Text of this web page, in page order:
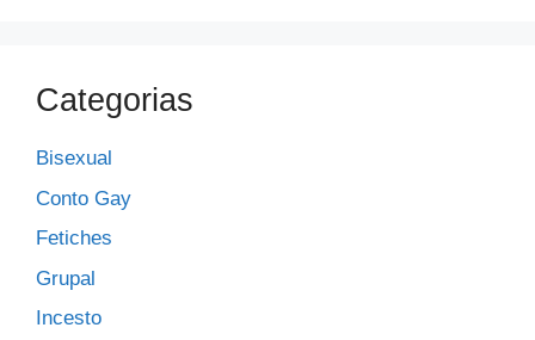
Categorias
Bisexual
Conto Gay
Fetiches
Grupal
Incesto